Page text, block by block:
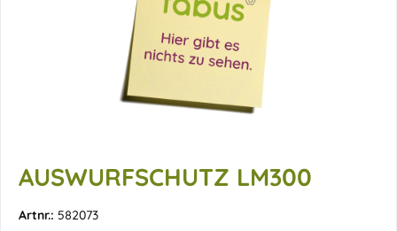
AUSWURFSCHUTZ LM300
Artnr.: 582073